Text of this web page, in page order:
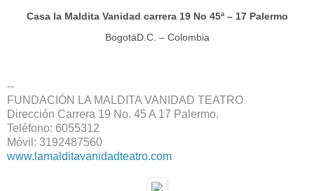
Casa la Maldita Vanidad carrera 19 No 45ª – 17 Palermo
BogotáD.C. – Colombia
--
FUNDACIÓN LA MALDITA VANIDAD TEATRO
Dirección Carrera 19 No. 45 A 17 Palermo.
Teléfono: 6055312
Móvil: 3192487560
www.lamalditavanidadteatro.com